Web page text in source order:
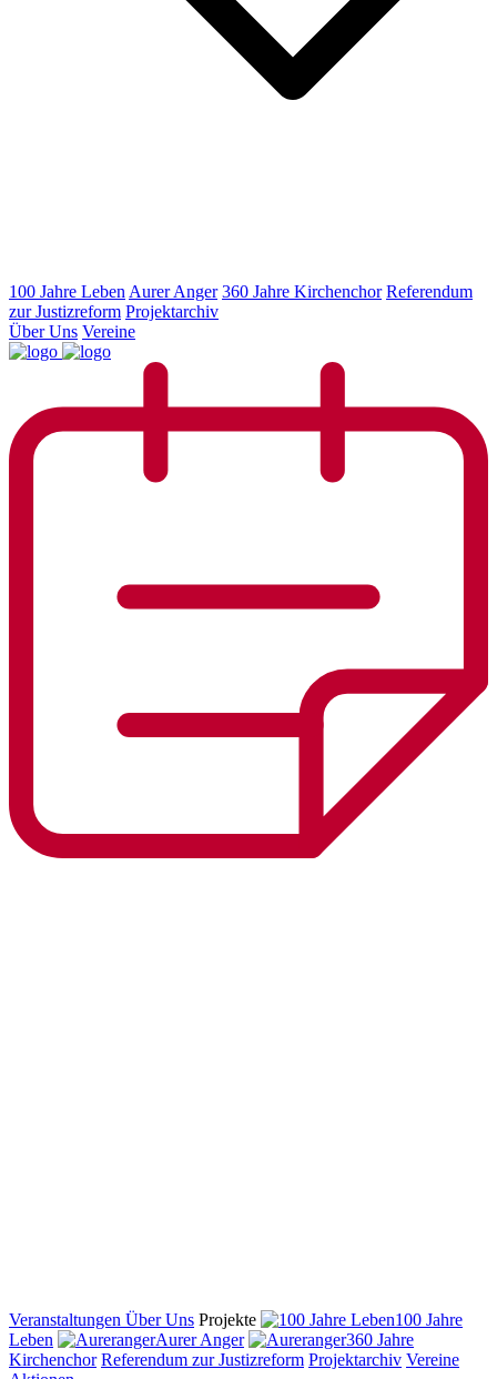
100 Jahre Leben Aurer Anger 360 Jahre Kirchenchor Referendum
zur Justizreform Projektarchiv
Über Uns Vereine
Veranstaltungen Über Uns Projekte
100 Jahre
Leben
Aurer Anger
360 Jahre
Kirchenchor Referendum zur Justizreform Projektarchiv Vereine